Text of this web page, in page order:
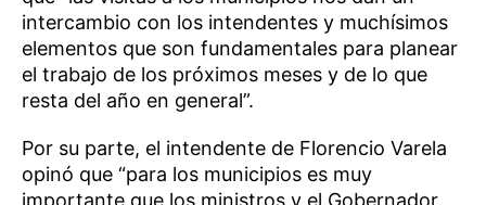
intercambio con los intendentes y muchísimos
elementos que son fundamentales para planear
el trabajo de los próximos meses y de lo que
resta del año en general”.
Por su parte, el intendente de Florencio Varela
opinó que “para los municipios es muy
importante que los ministros y el Gobernador